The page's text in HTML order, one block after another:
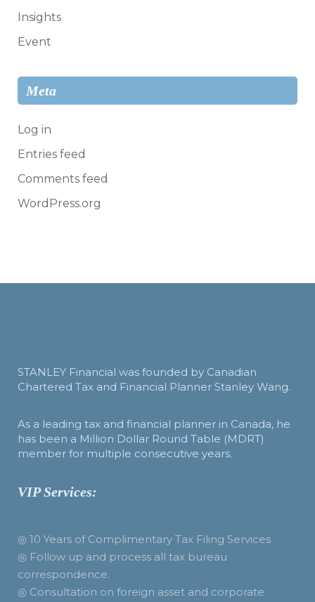
Insights
Event
Meta
Log in
Entries feed
Comments feed
WordPress.org
STANLEY Financial was founded by Canadian
Chartered Tax and Financial Planner Stanley Wang.
As a leading tax and financial planner in Canada, he
has been a Million Dollar Round Table (MDRT)
member for multiple consecutive years.
VIP Services:
◎ 10 Years of Complimentary Tax Filing Services
◎ Follow up and process all tax bureau
correspondence.
◎ Consultation on foreign asset and corporate